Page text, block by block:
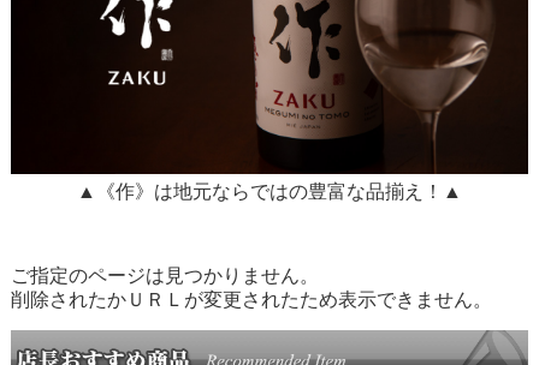
▲《作》は地元ならではの豊富な品揃え！▲
ご指定のページは見つかりません。
削除されたかＵＲＬが変更されたため表示できません。